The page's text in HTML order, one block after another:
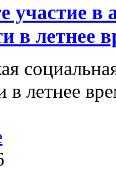
участие в
в летнее
в летнее